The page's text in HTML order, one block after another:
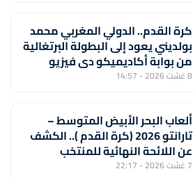
كرة القدم.. الدولي المغربي محمد
بولديني يعود إلى البطولة البرتغالية
من بوابة أكاديميكو دي فيزيو
8 غشت 2026 - 14:57
ألعاب البحر الأبيض المتوسط –
تارانتو 2026 (كرة القدم ).. الكشف
عن اللائحة النهائية للمنتخب
المغربي لأقل من 20 سنة
7 غشت 2026 - 22:17